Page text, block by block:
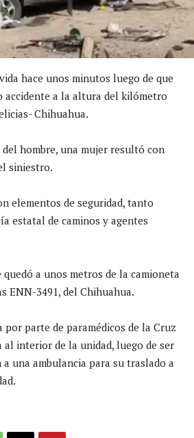
hace unos minutos luego de que
accidente a la altura del kilómetro
Chihuahua.
del hombre, una mujer resultó con
siniestro.
elementos de seguridad, tanto
estatal de caminos y agentes
a unos metros de la camioneta
ENN-3491, del Chihuahua.
por parte de paramédicos de la Cruz
al interior de la unidad, luego de ser
una ambulancia para su traslado a